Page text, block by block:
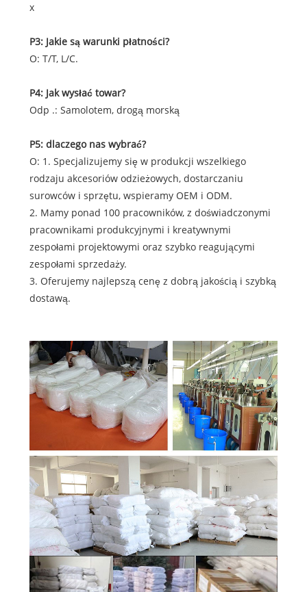
x
P3: Jakie są warunki płatności?
O: T/T, L/C.
P4: Jak wysłać towar?
Odp .: Samolotem, drogą morską
P5: dlaczego nas wybrać?
O: 1. Specjalizujemy się w produkcji wszelkiego
rodzaju akcesoriów odzieżowych, dostarczaniu
surowców i sprzętu, wspieramy OEM i ODM.
2. Mamy ponad 100 pracowników, z doświadczonymi
pracownikami produkcyjnymi i kreatywnymi
zespołami projektowymi oraz szybko reagującymi
zespołami sprzedaży.
3. Oferujemy najlepszą cenę z dobrą jakością i szybką
dostawą.